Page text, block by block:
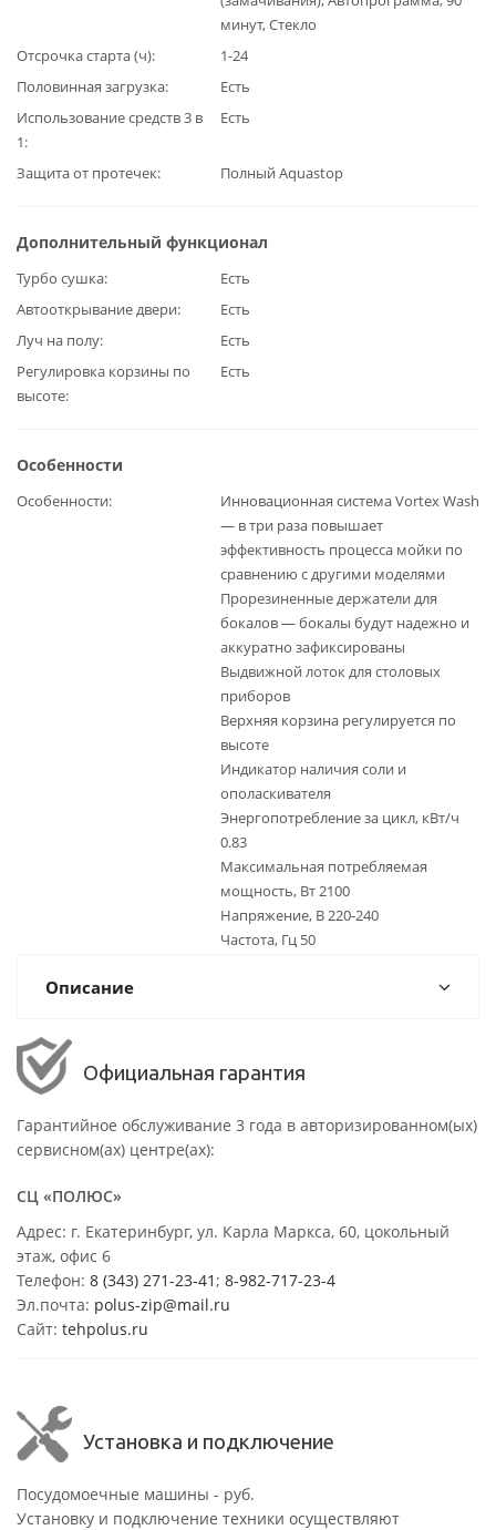
минут, Стекло
Отсрочка старта (ч)
1-24
Половинная загрузка
Есть
Использование средств 3 в
1
Есть
Защита от протечек Полный Aquastop
Дополнительный функционал
Турбо сушка
Есть
Автооткрывание двери
Есть
Луч на полу
Есть
Регулировка корзины по
высоте
Есть
Особенности
Особенности
Инновационная система Vortex Wash
— в три раза повышает
эффективность процесса мойки по
сравнению с другими моделями
Прорезиненные держатели для
бокалов — бокалы будут надежно и
аккуратно зафиксированы
Выдвижной лоток для столовых
приборов
Верхняя корзина регулируется по
высоте
Индикатор наличия соли и
ополаскивателя
Энергопотребление за цикл, кВт/ч
0.83
Максимальная потребляемая
мощность, Вт 2100
Напряжение, В 220-240
Частота, Гц 50
Описание
Официальная гарантия
Гарантийное обслуживание 3 года в авторизированном(ых)
сервисном(ах) центре(ах):
СЦ «ПОЛЮС»
Адрес: г. Екатеринбург, ул. Карла Маркса, 60, цокольный
этаж, офис 6
Телефон: 8 (343) 271-23-41 ; 8-982-717-23-4
Эл.почта: polus-zip@mail.ru
Сайт: tehpolus.ru
Установка и подключение
Посудомоечные машины - руб.
Установку и подключение техники осуществляют